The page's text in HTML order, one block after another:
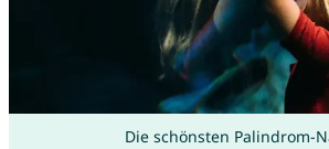
Die schönsten Palindrom-